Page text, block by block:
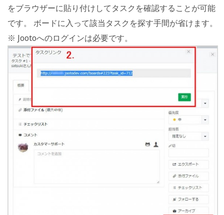
をブラウザーに貼り付けしてタスクを確認することが可能
です。 ボードに入って該当タスクを探す手間が省けます。
※ Jootoへのログインは必要です。